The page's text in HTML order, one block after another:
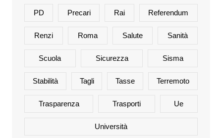
PD Precari Rai Referendum
Renzi Roma Salute Sanità
Scuola Sicurezza Sisma
Stabilità Tagli Tasse Terremoto
Trasparenza Trasporti Ue
Università